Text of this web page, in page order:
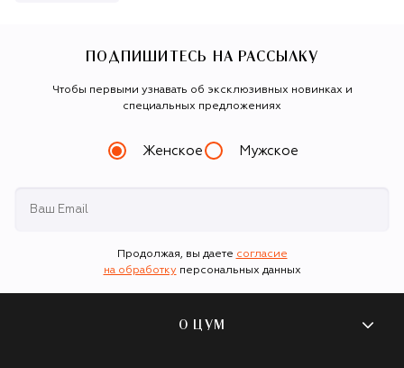
ПОДПИШИТЕСЬ НА РАССЫЛКУ
Чтобы первыми узнавать об эксклюзивных новинках и
специальных предложениях
Женское Мужское
Продолжая, вы даете согласие
на обработку персональных данных
О ЦУМ